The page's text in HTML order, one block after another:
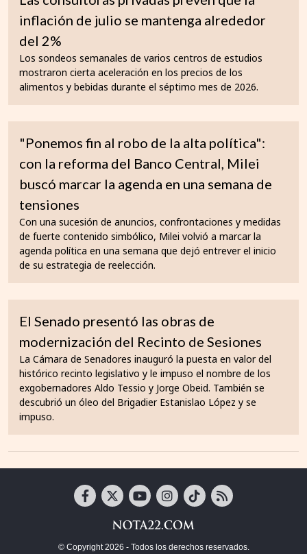
inflación de julio se mantenga alrededor
del 2%
Los sondeos semanales de varios centros de estudios
mostraron cierta aceleración en los precios de los
alimentos y bebidas durante el séptimo mes de 2026.
"Ponemos fin al robo de la alta política":
con la reforma del Banco Central, Milei
buscó marcar la agenda en una semana de
tensiones
Con una sucesión de anuncios, confrontaciones y medidas
de fuerte contenido simbólico, Milei volvió a marcar la
agenda política en una semana que dejó entrever el inicio
de su estrategia de reelección.
El Senado presentó las obras de
modernización del Recinto de Sesiones
La Cámara de Senadores inauguró la puesta en valor del
histórico recinto legislativo y le impuso el nombre de los
exgobernadores Aldo Tessio y Jorge Obeid. También se
descubrió un óleo del Brigadier Estanislao López y se
impuso.
© Copyright 2026 - Todos los derechos reservados.